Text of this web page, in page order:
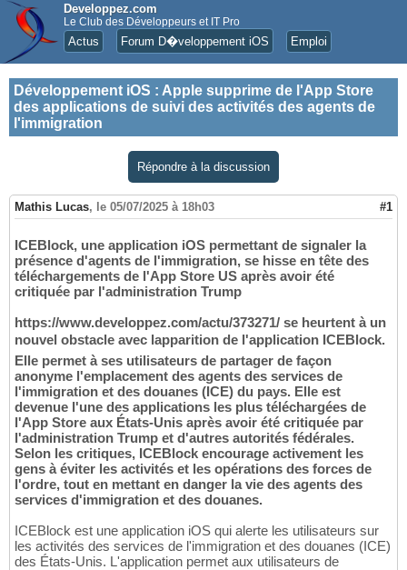
Developpez.com
Le Club des Développeurs et IT Pro
Actus Forum D�veloppement iOS Emploi
Développement iOS : Apple supprime de l'App Store
des applications de suivi des activités des agents de
l'immigration
Répondre à la discussion
Mathis Lucas, le 05/07/2025 à 18h03 #1
ICEBlock, une application iOS permettant de signaler la
présence d'agents de l'immigration, se hisse en tête des
téléchargements de l'App Store US après avoir été
critiquée par l'administration Trump
https://www.developpez.com/actu/373271/ se heurtent à un
nouvel obstacle avec lapparition de l'application ICEBlock.
Elle permet à ses utilisateurs de partager de façon
anonyme l'emplacement des agents des services de
l'immigration et des douanes (ICE) du pays. Elle est
devenue l'une des applications les plus téléchargées de
l'App Store aux États-Unis après avoir été critiquée par
l'administration Trump et d'autres autorités fédérales.
Selon les critiques, ICEBlock encourage activement les
gens à éviter les activités et les opérations des forces de
l'ordre, tout en mettant en danger la vie des agents des
services d'immigration et des douanes.
ICEBlock est une application iOS qui alerte les utilisateurs sur
les activités des services de l'immigration et des douanes (ICE)
des États-Unis. L'application permet aux utilisateurs de